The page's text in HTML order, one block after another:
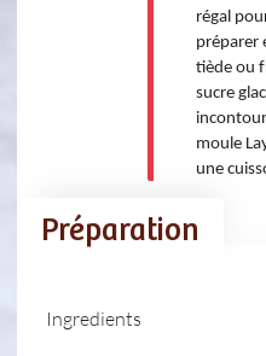
régal
préparer
tiède ou
sucre
moule
une
Préparation
Ingredients